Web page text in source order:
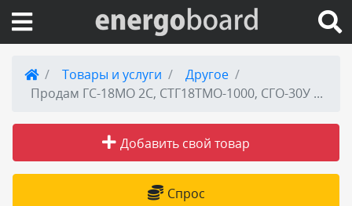
Вход на сайт
Публикации
Товары и услуги
Другое
Продам ГС-18МО 2С, СТГ18ТМО-1000, СГО-30У 4С
Добавить свой товар
Спрос